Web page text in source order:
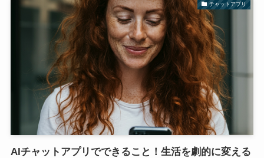
チャットアプリ
AIチャットアプリでできること！生活を劇的に変える